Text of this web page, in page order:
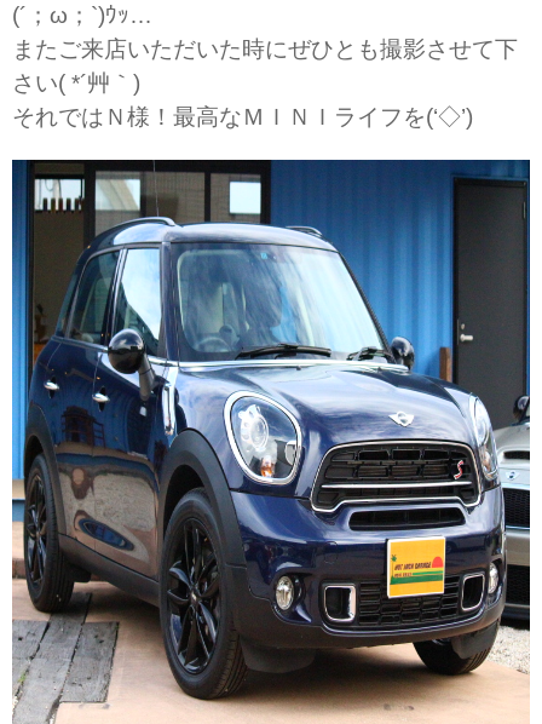
(´；ω；`)ｳｯ…
またご来店いただいた時にぜひとも撮影させて下
さい( *´艸｀)
それではＮ様！最高なＭＩＮＩライフを(‘◇’)ゞ